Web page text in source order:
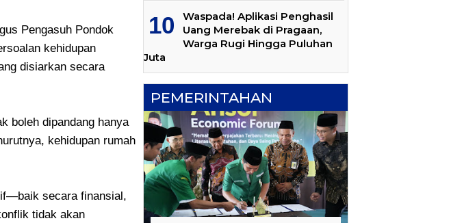
Pengasuh Pondok
kehidupan
disiarkan secara
boleh dipandang hanya
kehidupan rumah
secara finansial,
tidak akan
Waspada! Aplikasi Penghasil
Uang Merebak di Pragaan,
Warga Rugi Hingga Puluhan
Juta
PEMERINTAHAN